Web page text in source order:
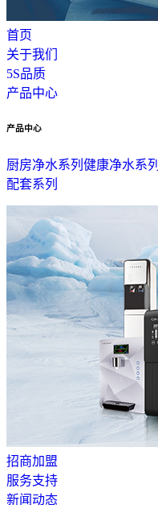
首页
关于我们
5S品质
产品中心
产品中心
厨房净水系列 健康净水系列
配套系列
招商加盟
服务支持
新闻动态